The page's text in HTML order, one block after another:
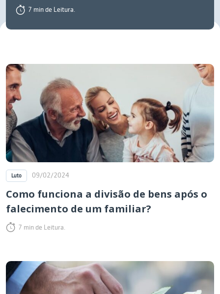
7 min de Leitura.
Luto 09/02/2024
Como funciona a divisão de bens após o
falecimento de um familiar?
7 min de Leitura.